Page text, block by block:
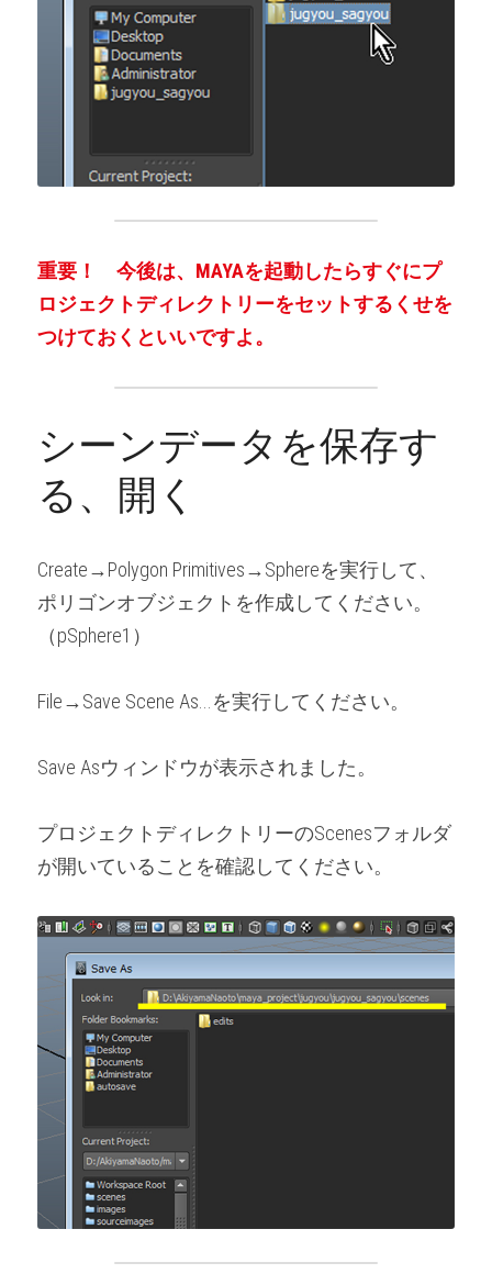
重要！　今後は、MAYAを起動したらすぐにプ
ロジェクトディレクトリーをセットするくせを
つけておくといいですよ。
シーンデータを保存す
る、開く
Create→Polygon Primitives→Sphereを実行して、
ポリゴンオブジェクトを作成してください。
（pSphere1）
File→Save Scene As...を実行してください。
Save Asウィンドウが表示されました。
プロジェクトディレクトリーのScenesフォルダ
が開いていることを確認してください。